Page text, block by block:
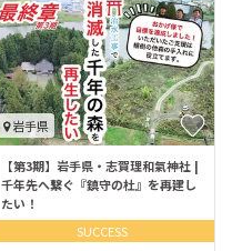
岩手県
【第3期】岩手県・志賀理和氣神社 |
千年先へ繋ぐ『鎮守の杜』を再建し
たい！
SUCCESS